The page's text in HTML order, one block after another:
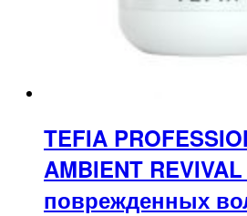
TEFIA
AMBIENT
поврежденных